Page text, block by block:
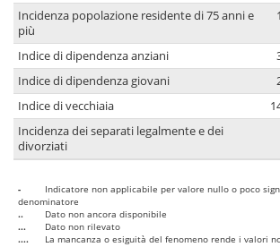
Incidenza popolazione residente di 75 anni e
più
Indice di dipendenza anziani
Indice di dipendenza giovani
Indice di vecchiaia
Incidenza dei separati legalmente e dei
divorziati
-
Indicatore non applicabile per valore nullo o poco
denominatore
..
Dato non ancora disponibile
...
Dato non rilevato
....
La mancanza o esiguità del fenomeno rende i valori